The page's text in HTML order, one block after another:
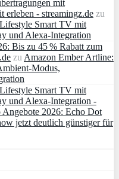
mit
erleben - streamingz.de zu
Smart TV mit
und Alexa‑Integration
Bis zu 45 % Rabatt zum
zu Amazon Ember Artline:
Smart TV mit
und Alexa‑Integration -
Angebote 2026: Echo Dot
jetzt deutlich günstiger für